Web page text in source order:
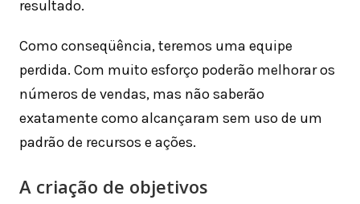
resultado.
Como conseqüência, teremos uma equipe
perdida. Com muito esforço poderão melhorar os
números de vendas, mas não saberão
exatamente como alcançaram sem uso de um
padrão de recursos e ações.
A criação de objetivos